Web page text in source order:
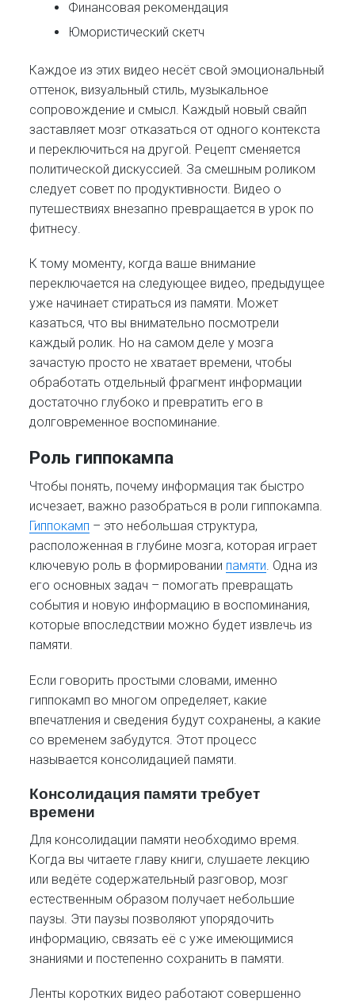
Финансовая рекомендация
Юмористический скетч
Каждое из этих видео несёт свой эмоциональный
оттенок, визуальный стиль, музыкальное
сопровождение и смысл. Каждый новый свайп
заставляет мозг отказаться от одного контекста
и переключиться на другой. Рецепт сменяется
политической дискуссией. За смешным роликом
следует совет по продуктивности. Видео о
путешествиях внезапно превращается в урок по
фитнесу.
К тому моменту, когда ваше внимание
переключается на следующее видео, предыдущее
уже начинает стираться из памяти. Может
казаться, что вы внимательно посмотрели
каждый ролик. Но на самом деле у мозга
зачастую просто не хватает времени, чтобы
обработать отдельный фрагмент информации
достаточно глубоко и превратить его в
долговременное воспоминание.
Роль гиппокампа
Чтобы понять, почему информация так быстро
исчезает, важно разобраться в роли гиппокампа.
Гиппокамп – это небольшая структура,
расположенная в глубине мозга, которая играет
ключевую роль в формировании памяти. Одна из
его основных задач – помогать превращать
события и новую информацию в воспоминания,
которые впоследствии можно будет извлечь из
памяти.
Если говорить простыми словами, именно
гиппокамп во многом определяет, какие
впечатления и сведения будут сохранены, а какие
со временем забудутся. Этот процесс
называется консолидацией памяти.
Консолидация памяти требует
времени
Для консолидации памяти необходимо время.
Когда вы читаете главу книги, слушаете лекцию
или ведёте содержательный разговор, мозг
естественным образом получает небольшие
паузы. Эти паузы позволяют упорядочить
информацию, связать её с уже имеющимися
знаниями и постепенно сохранить в памяти.
Ленты коротких видео работают совершенно